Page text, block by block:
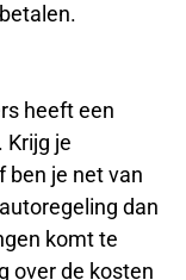
heeft een
Krijg je
ben je net van
dan
komt te
over de kosten